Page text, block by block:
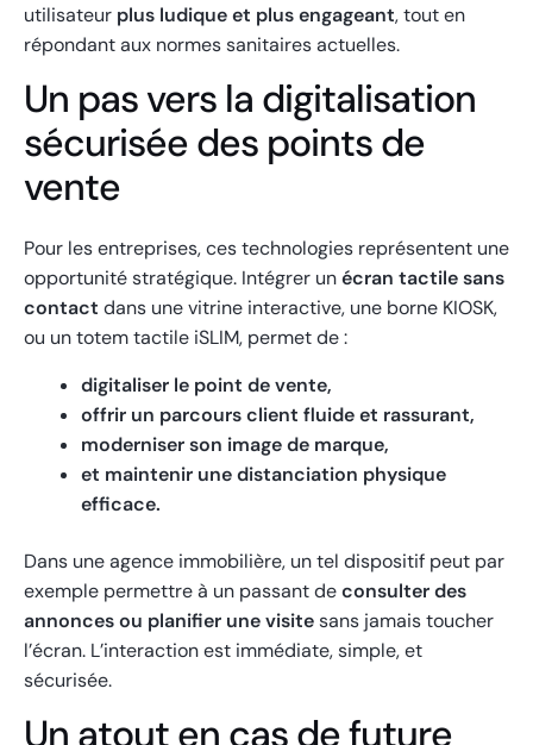
utilisateur plus ludique et plus engageant, tout en
répondant aux normes sanitaires actuelles.
Un pas vers la digitalisation
sécurisée des points de
vente
Pour les entreprises, ces technologies représentent une
opportunité stratégique. Intégrer unécran tactile sans
contact dans une vitrine interactive, une borne KIOSK,
ou un totem tactile iSLIM, permet de :
digitaliser le point de vente,
offrir un parcours client fluide et rassurant,
moderniser son image de marque,
et maintenir une distanciation physique
efficace.
Dans une agence immobilière, un tel dispositif peut par
exemple permettre à un passant deconsulter des
annonces ou planifier une visitesans jamais toucher
l’écran. L’interaction est immédiate, simple, et
sécurisée.
Un atout en cas de future